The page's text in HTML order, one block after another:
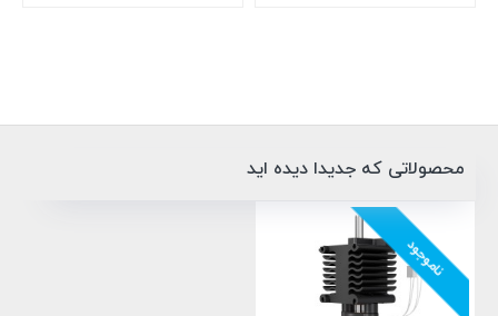
محصولاتی که جدیدا دیده اید
ناموجود